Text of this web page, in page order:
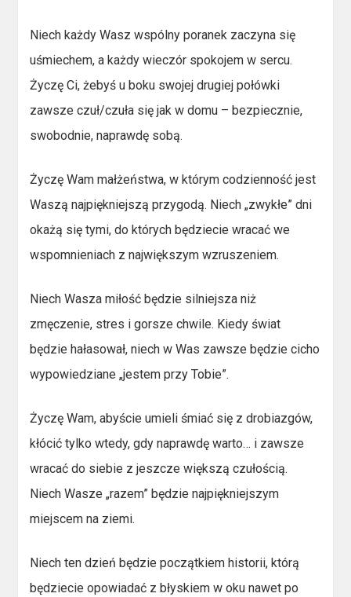
Niech każdy Wasz wspólny poranek zaczyna się
uśmiechem, a każdy wieczór spokojem w sercu.
Życzę Ci, żebyś u boku swojej drugiej połówki
zawsze czuł/czuła się jak w domu – bezpiecznie,
swobodnie, naprawdę sobą.
Życzę Wam małżeństwa, w którym codzienność jest
Waszą najpiękniejszą przygodą. Niech „zwykłe” dni
okażą się tymi, do których będziecie wracać we
wspomnieniach z największym wzruszeniem.
Niech Wasza miłość będzie silniejsza niż
zmęczenie, stres i gorsze chwile. Kiedy świat
będzie hałasował, niech w Was zawsze będzie cicho
wypowiedziane „jestem przy Tobie”.
Życzę Wam, abyście umieli śmiać się z drobiazgów,
kłócić tylko wtedy, gdy naprawdę warto… i zawsze
wracać do siebie z jeszcze większą czułością.
Niech Wasze „razem” będzie najpiękniejszym
miejscem na ziemi.
Niech ten dzień będzie początkiem historii, którą
będziecie opowiadać z błyskiem w oku nawet po